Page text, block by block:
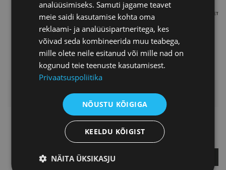
LISAINFO
Kati Krass
analüüsimiseks. Samuti jagame teavet
meie saidi kasutamise kohta oma
reklaami- ja analüüsipartneritega, kes
võivad seda kombineerida muu teabega,
mille olete neile esitanud või mille nad on
kogunud teie teenuste kasutamisest.
Privaatsuspoliitika
NÕUSTU KÕIGIGA
KEELDU KÕIGIST
NÄITA ÜKSIKASJU